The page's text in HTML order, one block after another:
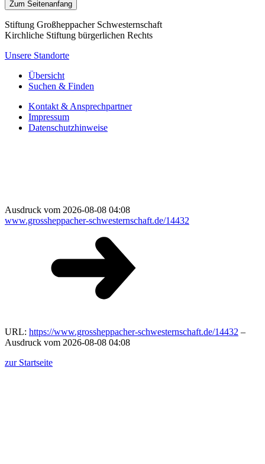
Zum Seitenanfang
Stiftung Großheppacher Schwesternschaft
Kirchliche Stiftung bürgerlichen Rechts
Unsere Standorte
Übersicht
Suchen & Finden
Kontakt & Ansprechpartner
Impressum
Datenschutzhinweise
Ausdruck vom 2026-08-08 04:08
www.grossheppacher-schwesternschaft.de/14432
URL: https://www.grossheppacher-schwesternschaft.de/14432 –
Ausdruck vom 2026-08-08 04:08
zur Startseite